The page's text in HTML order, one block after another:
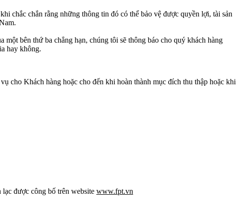
chắc chắn rằng những thông tin đó có thể bảo vệ được quyền lợi, tài sản
bên thứ ba chẳng hạn, chúng tôi sẽ thông báo cho quý khách hàng
hay không.
cho Khách hàng hoặc cho đến khi hoàn thành mục đích thu thập hoặc khi
được công bố trên website www.fpt.vn